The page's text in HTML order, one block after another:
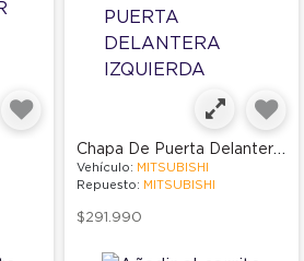
Chapa De Puerta Delantera Izquierda
Vehículo: MITSUBISHI
Repuesto: MITSUBISHI
$291.990